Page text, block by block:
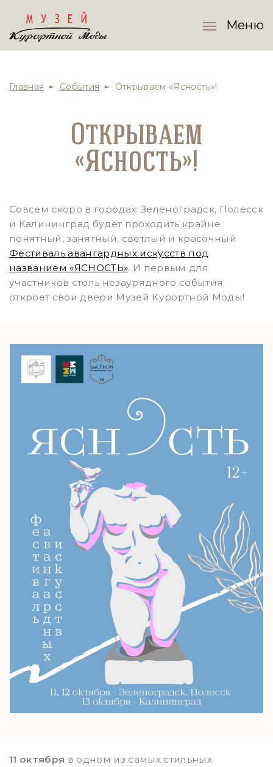
Меню
Главная События Открываем «Ясность»!
Открываем
«Ясность»!
Совсем скоро в городах: Зеленоградск, Полесск
и Калининград будет проходить крайне
понятный, занятный, светлый и красочный
Фестиваль авангардных искусств под
названием «ЯСНОСТЬ». И первым для
участников столь незаурядного события
откроет свои двери Музей Курортной Моды!
11 октября в одном из самых стильных